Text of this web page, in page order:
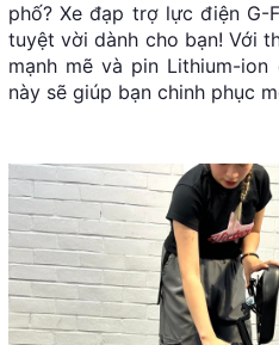
phố? Xe đạp trợ lực điện G-
tuyệt vời dành cho bạn! Với
mạnh mẽ và pin Lithium-
này sẽ giúp bạn chinh phục